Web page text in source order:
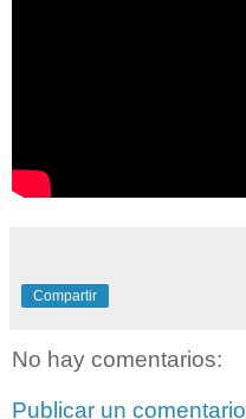
Compartir
No hay comentarios:
Publicar un comentario